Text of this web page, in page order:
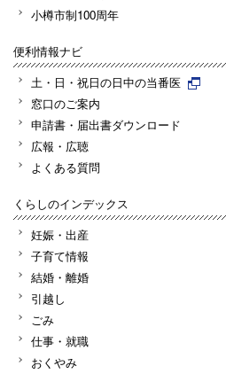
小樽市制100周年
便利情報ナビ
土・日・祝日の日中の当番医
窓口のご案内
申請書・届出書ダウンロード
広報・広聴
よくある質問
くらしのインデックス
妊娠・出産
子育て情報
結婚・離婚
引越し
ごみ
仕事・就職
おくやみ